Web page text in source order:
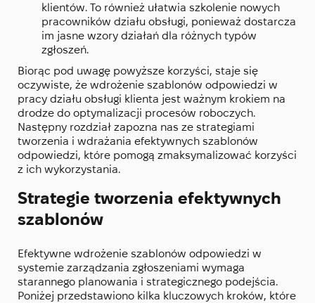
klientów. To również ułatwia szkolenie nowych
pracowników działu obsługi, ponieważ dostarcza
im jasne wzory działań dla różnych typów
zgłoszeń.
Biorąc pod uwagę powyższe korzyści, staje się
oczywiste, że wdrożenie szablonów odpowiedzi w
pracy działu obsługi klienta jest ważnym krokiem na
drodze do optymalizacji procesów roboczych.
Następny rozdział zapozna nas ze strategiami
tworzenia i wdrażania efektywnych szablonów
odpowiedzi, które pomogą zmaksymalizować korzyści
z ich wykorzystania.
Strategie tworzenia efektywnych
szablonów
Efektywne wdrożenie szablonów odpowiedzi w
systemie zarządzania zgłoszeniami wymaga
starannego planowania i strategicznego podejścia.
Poniżej przedstawiono kilka kluczowych kroków, które